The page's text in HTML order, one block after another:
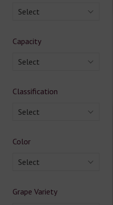
Select
Capacity
Select
Classification
Select
Color
Select
Grape Variety